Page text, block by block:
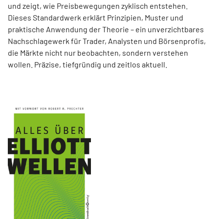
und zeigt, wie Preisbewegungen zyklisch entstehen.
Dieses Standardwerk erklärt Prinzipien, Muster und
praktische Anwendung der Theorie – ein unverzichtbares
Nachschlagewerk für Trader, Analysten und Börsenprofis,
die Märkte nicht nur beobachten, sondern verstehen
wollen. Präzise, tiefgründig und zeitlos aktuell.